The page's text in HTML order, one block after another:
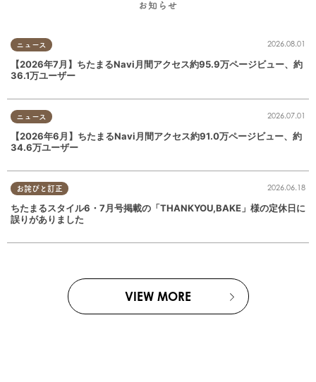
お知らせ
ニュース 2026.08.01
【2026年7月】ちたまるNavi月間アクセス約95.9万ページビュー、約
36.1万ユーザー
ニュース 2026.07.01
【2026年6月】ちたまるNavi月間アクセス約91.0万ページビュー、約
34.6万ユーザー
お詫びと訂正 2026.06.18
ちたまるスタイル6・7月号掲載の「THANKYOU,BAKE」様の定休日に
誤りがありました
VIEW MORE